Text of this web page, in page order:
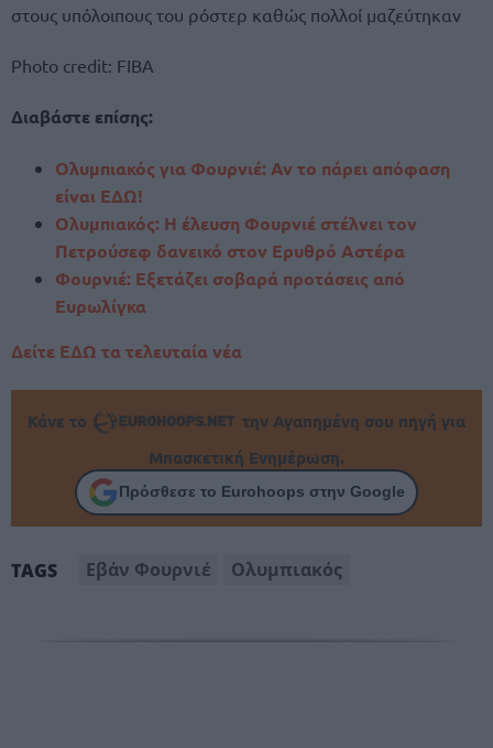
στους υπόλοιπους του ρόστερ καθώς πολλοί μαζεύτηκαν
Photo credit: FIBA
Διαβάστε επίσης:
Ολυμπιακός για Φουρνιέ: Αν το πάρει απόφαση
είναι ΕΔΩ!
Ολυμπιακός: Η έλευση Φουρνιέ στέλνει τον
Πετρούσεφ δανεικό στον Ερυθρό Αστέρα
Φουρνιέ: Εξετάζει σοβαρά προτάσεις από
Ευρωλίγκα
Δείτε ΕΔΩ τα τελευταία νέα
Κάνε το
την Αγαπημένη σου πηγή για
Μπασκετική Ενημέρωση.
Πρόσθεσε το Eurohoops στην Google
TAGS Εβάν Φουρνιέ Ολυμπιακός